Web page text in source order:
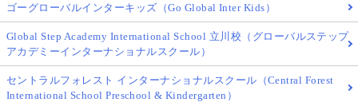
ゴーグローバルインターキッズ（Go Global Inter Kids）
Global Step Academy International School 立川校（グローバルステップ
アカデミーインターナショナルスクール）
セントラルフォレスト インターナショナルスクール（Central Forest
International School Preschool & Kindergarten）